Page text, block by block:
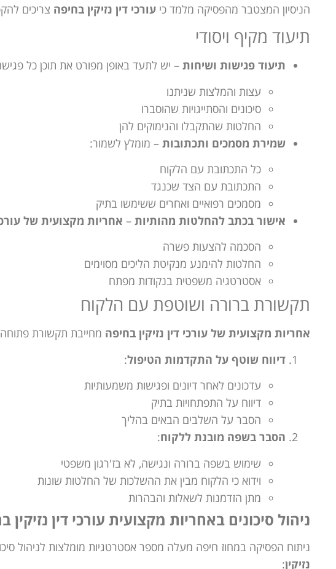
הניסיון המצטבר מהפסיקה מלמד כי עורכי דין נזיקין בחיפה צריכים
תיעוד מקיף ויסודי
תיעוד פגישות ושיחות – יש לתעד באופן מפורט את תוכן כל
עצות והמלצות שניתנו
סיכונים והסתייגויות שהוסברו
החלטות שהתקבלו והנימוקים להן
שמירת מסמכים ותכתובות – מומלץ לשמור:
כל התכתובת עם הלקוח
התכתובת עם הצד שכנגד
מסמכים רפואיים ואחרים ששימשו בתיק
אישור בכתב להחלטות מהותיות – אחריות מקצועית של
הסכמה להצעות פשרה
החלטות להימנע מנקיטת הליכים מסוימים
אסטרטגיה משפטית בנקודות מפתח
תקשורת ברורה ושוטפת עם הלקוח
אחריות מקצועית של עורכי דין נזיקין בחיפה מחייבת תקשורת
דיווח שוטף על התקדמות הטיפול:
עדכונים לאחר דיונים ופגישות משמעותיות
דיווח על התפתחויות בתיק
הסבר על השלבים הבאים בהליך
הסבר בשפה מובנת ללקוח:
שימוש בשפה ברורה ונגישה, לא בז'רגון משפטי
וידוא כי הלקוח מבין את ההשלכות של החלטות שונות
מתן הזדמנות לשאלות והבהרות
ניהול סיכונים באחריות מקצועית עורכי דין נזיקין
ניתוח הפסיקה במחוז חיפה מעלה מספר אסטרטגיות מומלצות לניהול
נזיקין: